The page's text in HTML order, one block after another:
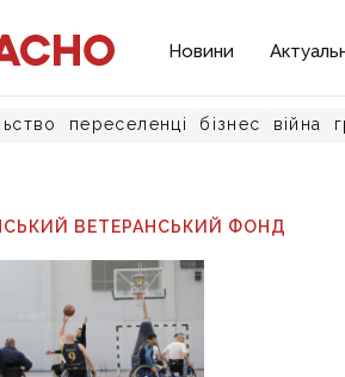
Новини
переселенці бізнес війна
ВЕТЕРАНСЬКИЙ ФОНД